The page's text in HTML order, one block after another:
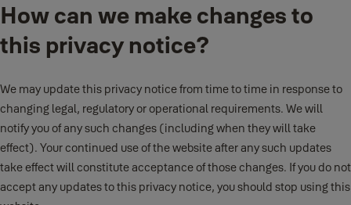
How can we make changes to
this privacy notice?
We may update this privacy notice from time to time in response to
changing legal, regulatory or operational requirements. We will
notify you of any such changes (including when they will take
effect). Your continued use of the website after any such updates
take effect will constitute acceptance of those changes. If you do not
accept any updates to this privacy notice, you should stop using this